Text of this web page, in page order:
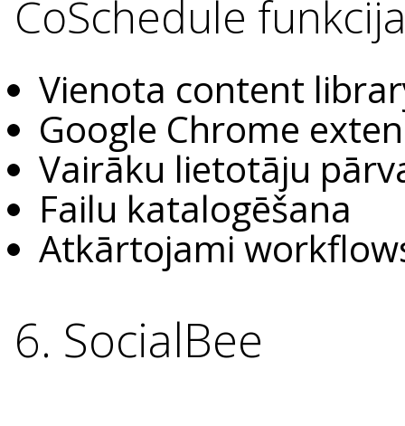
CoSchedule
Vienota content
Google Chrome
Vairāku lietotāju
Failu katalogēšana
Atkārtojami
6. SocialBee